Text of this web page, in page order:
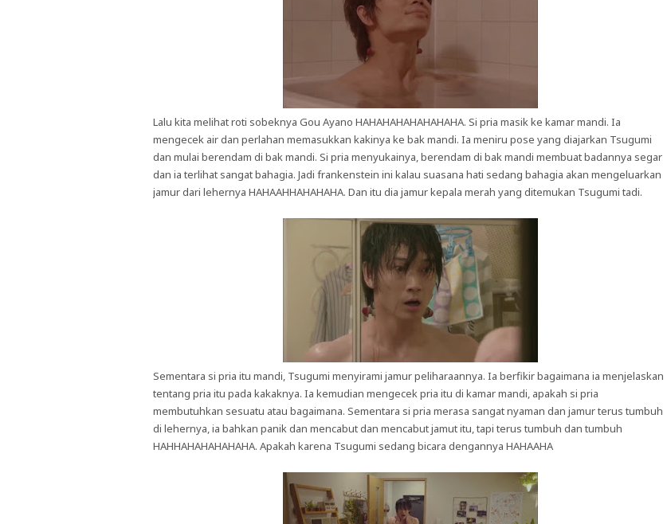
Lalu kita melihat roti sobeknya Gou Ayano HAHAHAHAHAHAHAHA. Si pria masik ke kamar mandi. Ia
mengecek air dan perlahan memasukkan kakinya ke bak mandi. Ia meniru pose yang diajarkan Tsugumi
dan mulai berendam di bak mandi. Si pria menyukainya, berendam di bak mandi membuat badannya segar
dan ia terlihat sangat bahagia. Jadi frankenstein ini kalau suasana hati sedang bahagia akan mengeluarkan
jamur dari lehernya HAHAAHHAHAHAHA. Dan itu dia jamur kepala merah yang ditemukan Tsugumi tadi.
Sementara si pria itu mandi, Tsugumi menyirami jamur peliharaannya. Ia berfikir bagaimana ia menjelaskan
tentang pria itu pada kakaknya. Ia kemudian mengecek pria itu di kamar mandi, apakah si pria
membutuhkan sesuatu atau bagaimana. Sementara si pria merasa sangat nyaman dan jamur terus tumbuh
di lehernya, ia bahkan panik dan mencabut dan mencabut jamut itu, tapi terus tumbuh dan tumbuh
HAHHAHAHAHAHAHA. Apakah karena Tsugumi sedang bicara dengannya HAHAAHA